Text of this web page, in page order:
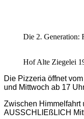
Die 2. Generation:
Hof Alte Ziegelei
Die Pizzeria öffnet vom
und Mittwoch ab 17
Zwischen Himmelfahrt
AUSSCHLIEßLICH